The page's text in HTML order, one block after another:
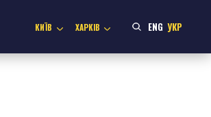
КИЇВ ХАРКІВ ENG УКР